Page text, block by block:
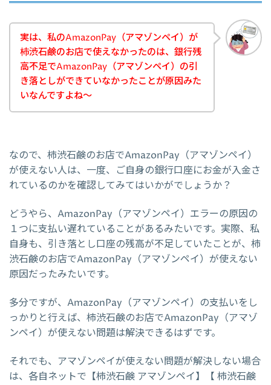
実は、私のAmazonPay（アマゾンペイ）が
柿渋石鹸のお店で使えなかったのは、銀行残
高不足でAmazonPay（アマゾンペイ）の引
き落としができていなかったことが原因みた
いなんですよね～
なので、柿渋石鹸のお店でAmazonPay（アマゾンペイ）
が使えない人は、一度、ご自身の銀行口座にお金が入金さ
れているのかを確認してみてはいかがでしょうか？
どうやら、AmazonPay（アマゾンペイ）エラーの原因の
１つに支払い遅れていることがあるみたいです。実際、私
自身も、引き落とし口座の残高が不足していたことが、柿
渋石鹸のお店でAmazonPay（アマゾンペイ）が使えない
原因だったみたいです。
多分ですが、AmazonPay（アマゾンペイ）の支払いをし
っかりと行えば、柿渋石鹸のお店でAmazonPay（アマゾ
ンペイ）が使えない問題は解決できるはずです。
それでも、アマゾンペイが使えない問題が解決しない場合
は、各自ネットで【柿渋石鹸 アマゾンペイ】【 柿渋石鹸